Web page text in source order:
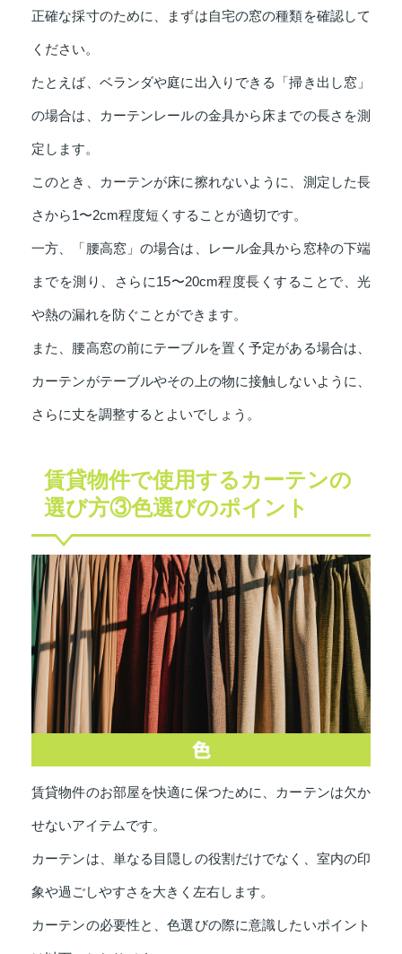
正確な採寸のために、まずは自宅の窓の種類を確認して
ください。
たとえば、ベランダや庭に出入りできる「掃き出し窓」
の場合は、カーテンレールの金具から床までの長さを測
定します。
このとき、カーテンが床に擦れないように、測定した長
さから1〜2cm程度短くすることが適切です。
一方、「腰高窓」の場合は、レール金具から窓枠の下端
までを測り、さらに15〜20cm程度長くすることで、光
や熱の漏れを防ぐことができます。
また、腰高窓の前にテーブルを置く予定がある場合は、
カーテンがテーブルやその上の物に接触しないように、
さらに丈を調整するとよいでしょう。
賃貸物件で使用するカーテンの
選び方③色選びのポイント
賃貸物件のお部屋を快適に保つために、カーテンは欠か
せないアイテムです。
カーテンは、単なる目隠しの役割だけでなく、室内の印
象や過ごしやすさを大きく左右します。
カーテンの必要性と、色選びの際に意識したいポイント